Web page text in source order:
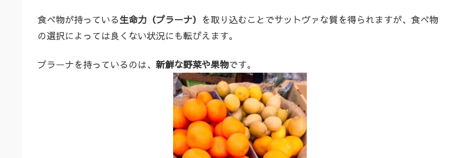
食べ物が持っている生命力（プラーナ） を取り込むことでサットヴァな質を得られますが、食べ物
の選択によっては良くない状況にも転びえます。
プラーナを持っているのは、 新鮮な野菜や果物です。